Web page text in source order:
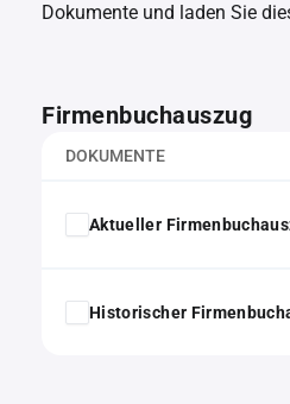
Dokumente und laden Sie
Firmenbuchauszug
DOKUMENTE
Aktueller
Historischer